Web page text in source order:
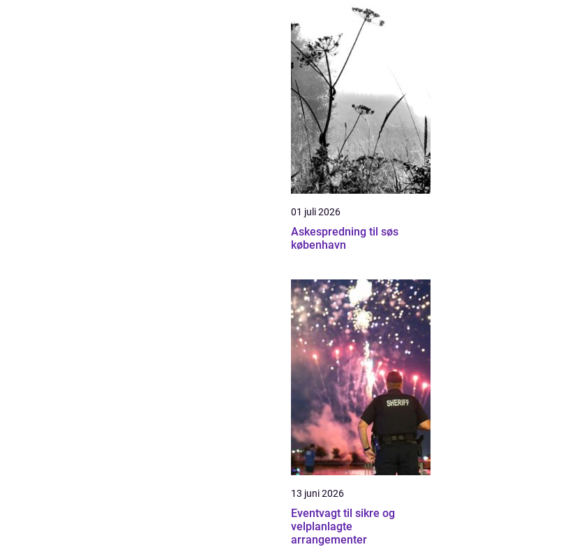
01 juli 2026
Askespredning til søs
københavn
13 juni 2026
Eventvagt til sikre og
velplanlagte
arrangementer